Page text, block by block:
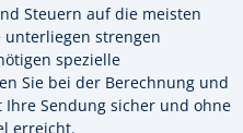
Steuern auf die meisten
strengen
spezielle
Sie bei der Berechnung und
Sendung sicher und ohne
erreicht.